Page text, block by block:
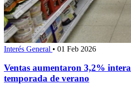
Interés General • 01 Feb 2026
Ventas aumentaron 3,2%
temporada de verano